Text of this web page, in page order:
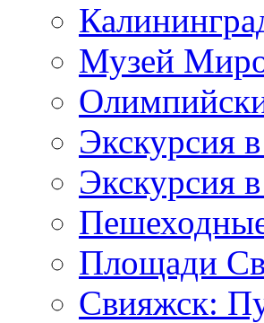
Музей
Экскурсия
Экскурсия
Площади
Свияжск: